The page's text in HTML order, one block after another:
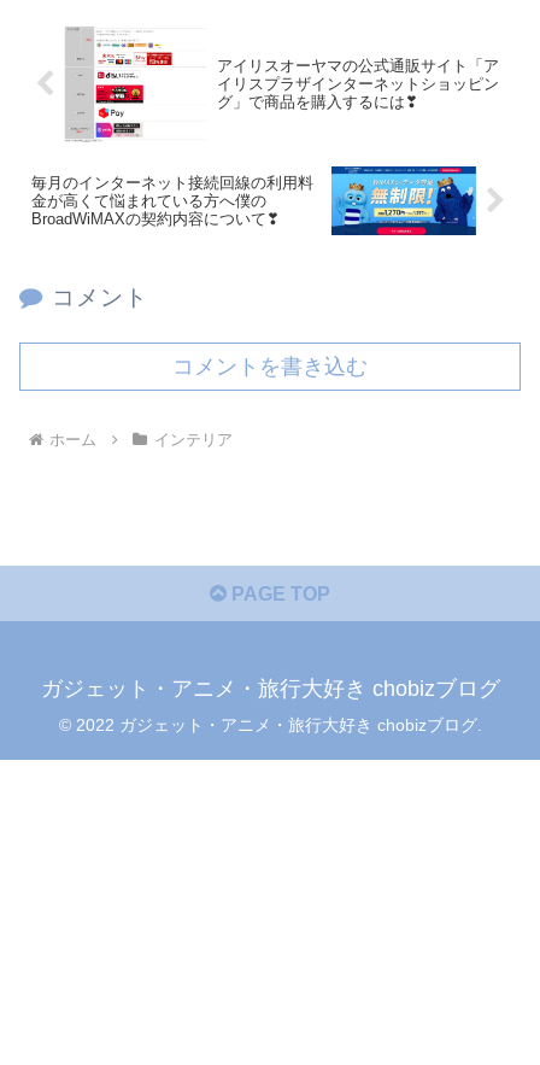
アイリスオーヤマの公式通販サイト「ア
イリスプラザインターネットショッピン
グ」で商品を購入するには❣
毎月のインターネット接続回線の利用料
金が高くて悩まれている方へ僕の
BroadWiMAXの契約内容について❣
コメント
コメントを書き込む
ホーム インテリア
PAGE TOP
ガジェット・アニメ・旅行大好き chobizブログ
© 2022 ガジェット・アニメ・旅行大好き chobizブログ.